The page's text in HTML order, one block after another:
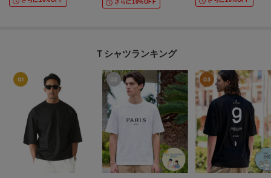
さらに10%OFF
Ｔシャツランキング